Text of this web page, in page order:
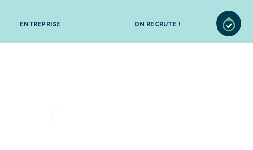
ENTREPRISE ON RECRUTE !